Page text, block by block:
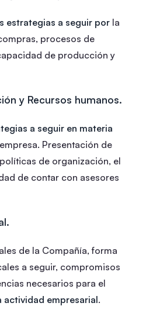
estrategias a seguir por la
procesos de
de producción y
y Recursos humanos.
a seguir en materia
Presentación de
de organización, el
de contar con asesores
de la Compañía, forma
a seguir, compromisos
necesarios para el
actividad empresarial.